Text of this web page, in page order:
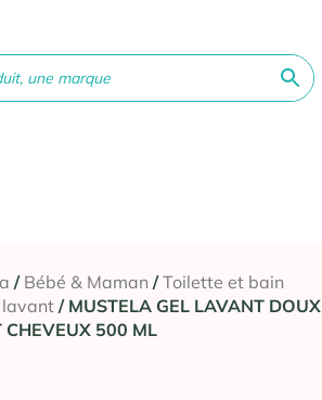
/ Bébé & Maman /Toilette et bain
lavant / MUSTELA GEL LAVANT DOUX
CHEVEUX 500 ML